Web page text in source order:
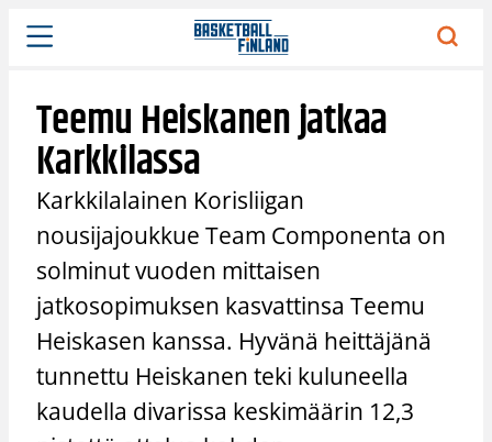
Siirry
sisältöön
Teemu Heiskanen jatkaa
Karkkilassa
Karkkilalainen Korisliigan
nousijajoukkue Team Componenta on
solminut vuoden mittaisen
jatkosopimuksen kasvattinsa Teemu
Heiskasen kanssa. Hyvänä heittäjänä
tunnettu Heiskanen teki kuluneella
kaudella divarissa keskimäärin 12,3